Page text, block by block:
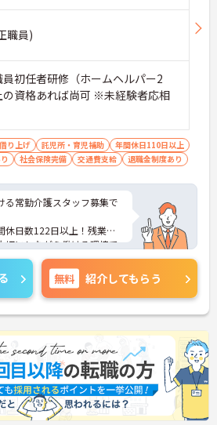
職員)
初任者研修（ホームヘルパー2
の資格あれば尚可 ※未経験者応相
り上げ 託児所・育児補助
年間休日110日以上
社会保険完備 交通費支給 退職金制度あり
る常勤介護スタッフ募集で
休日数122日以上！残業も
切にしながら働ける環境で
ポイントなど、さらに詳
軽にご相談ください。
無料 紹介してもらう